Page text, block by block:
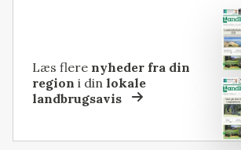
Læs flere nyheder fra din
region i dinlokale
landbrugsavis